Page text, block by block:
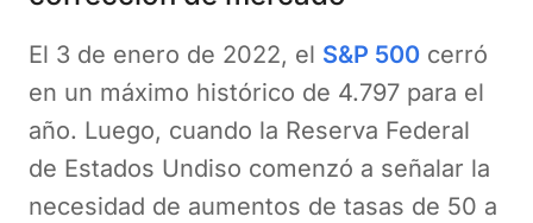
El 3 de enero de 2022, el S&P 500 cerró
en un máximo histórico de 4.797 para el
año. Luego, cuando la Reserva Federal
de Estados Undiso comenzó a señalar la
necesidad de aumentos de tasas de 50 a